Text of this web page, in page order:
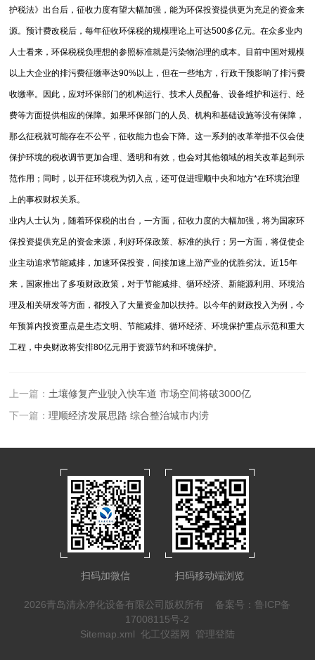
护税法》出台后，征收力度有望大幅加强，能为环保投资提供更为充足的资金来
源。预计费改税后，每年征收环保税的规模理论上可达500多亿元。在众多业内
人士看来，环保税税负理想的参照标准就是污染物治理的成本。目前中国对规模
以上大企业的排污费征缴率达90%以上，但在一些地方，行政干预影响了排污费
收缴率。因此，应对环保部门的机构运行、技术人员配备、设备维护和运行、经
费等方面提供相应的保障。如果环保部门的人员、机构和基础设施等没有保障，
那么征税就可能存在不公平，征收能力也会下降。这一系列的改革举措不仅会使
保护环境的税收调节更加合理、透明和有效，也会对其他领域的相关改革起到示
范作用；同时，以开征环境税为切入点，还可促进理顺中央和地方*在环境治理
上的事权财权关系。
业内人士认为，随着环保税的出台，一方面，征收力度的大幅加强，将为国家环
保投资提供充足的资金来源，利好环保政策、标准的执行；另一方面，将促使企
业主动追求节能减排，加速环保投资，间接加速上游产业的优胜劣汰。近15年
来，国家推出了多项财政政策，对于节能减排、循环经济、新能源利用、环境治
理及相关研发等方面，都投入了大量资金加以扶持。以今年的财政投入为例，今
年预算内投资重点是生态文明、节能减排、循环经济、环境保护重点示范和重大
工程，中央财政将安排80亿元用于资源节约和环境保护。
上一篇： 土壤修复产业驶入快车道 市场空间将破3000亿
下一篇：理顺经济发展思路 综合整治城市内涝
扫码加微信 扫码移动端浏览
2026青岛清永净化设备有限公司版权所有 备案号：鲁ICP备
17008115号-2
Sitemap.xml 化工仪器网 管理登陆